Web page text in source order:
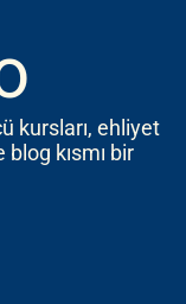
kursları, ehliyet
kısmı bir